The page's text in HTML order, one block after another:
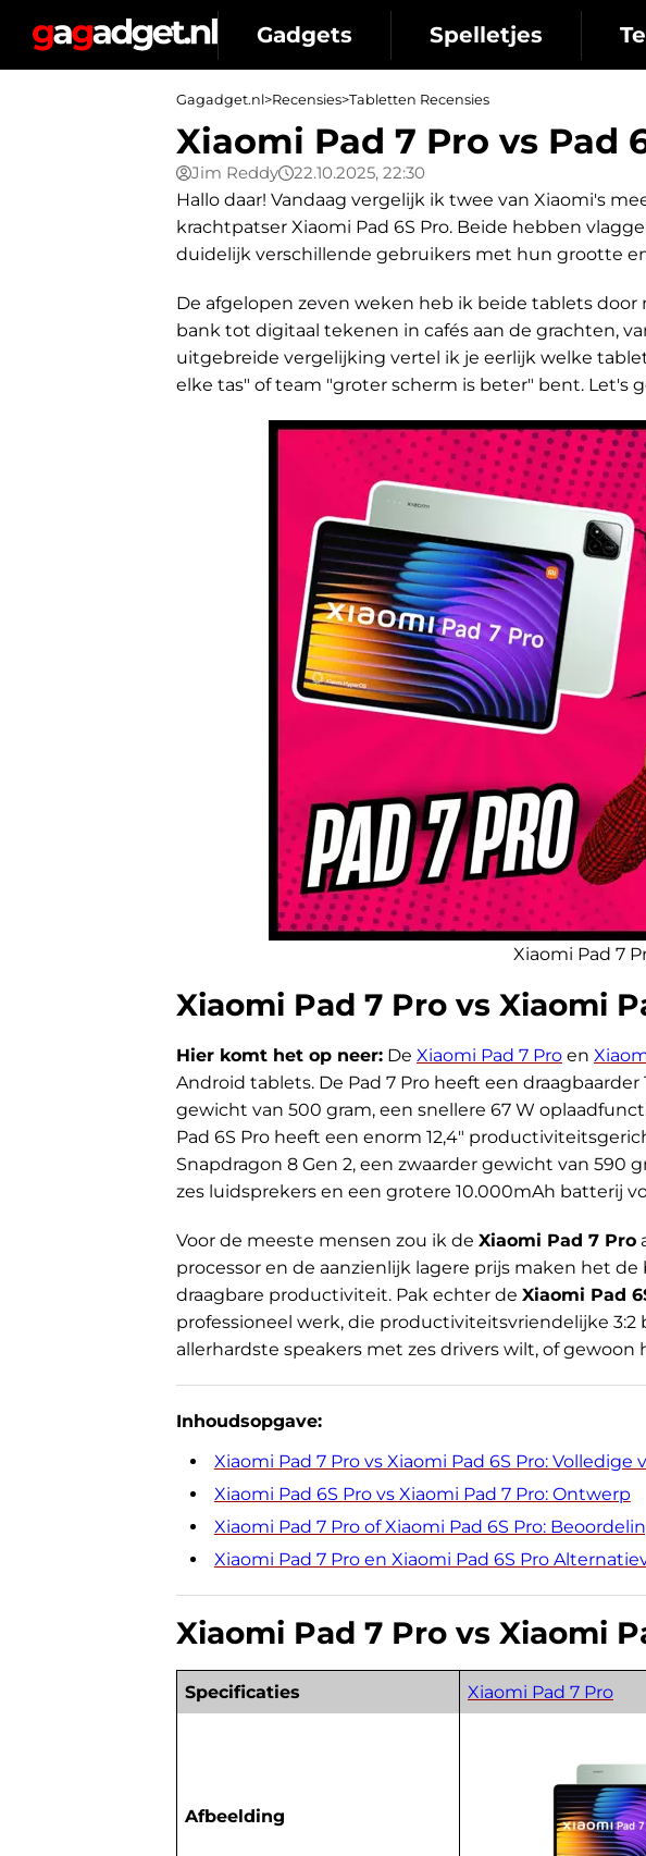
Gadgets Spelletjes
Gagadget.nl>Recensies>Tabletten Recensies
Xiaomi Pad 7 Pro vs Pad
Jim Reddy
22.10.2025, 22:30
Hallo daar! Vandaag vergelijk ik twee van Xiaomi's
krachtpatser Xiaomi Pad 6S Pro. Beide hebben
duidelijk verschillende gebruikers met hun grootte
De afgelopen zeven weken heb ik beide tablets
bank tot digitaal tekenen in cafés aan de grachten,
uitgebreide vergelijking vertel ik je eerlijk welke
elke tas" of team "groter scherm is beter" bent. Let's
Xiaomi Pad 7
Xiaomi Pad 7 Pro vs Xiaomi
Hier komt het op neer: De Xiaomi Pad 7 Pro en
Android tablets. De Pad 7 Pro heeft een
gewicht van 500 gram, een snellere 67 W
Pad 6S Pro heeft een enorm 12,4"
Snapdragon 8 Gen 2, een zwaarder gewicht van
zes luidsprekers en een grotere 10.000mAh batterij
Voor de meeste mensen zou ik de Xiaomi Pad 7 Pro
processor en de aanzienlijk lagere prijs maken het
draagbare productiviteit. Pak echter de Xiaomi Pad
professioneel werk, die productiviteitsvriendelijke
allerhardste speakers met zes drivers wilt, of
Inhoudsopgave:
Xiaomi Pad 7 Pro vs Xiaomi Pad 6S Pro: Volledige
Xiaomi Pad 6S Pro vs Xiaomi Pad 7 Pro: Ontwerp
Xiaomi Pad 7 Pro of Xiaomi Pad 6S Pro:
Xiaomi Pad 7 Pro en Xiaomi Pad 6S Pro
Xiaomi Pad 7 Pro vs Xiaomi
Specificaties Xiaomi Pad 7 Pro
Afbeelding